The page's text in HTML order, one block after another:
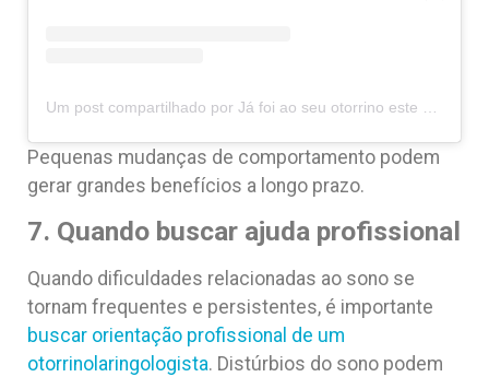
Pequenas mudanças de comportamento podem
gerar grandes benefícios a longo prazo.
7. Quando buscar ajuda profissional
Quando dificuldades relacionadas ao sono se
tornam frequentes e persistentes, é importante
buscar orientação profissional de um
otorrinolaringologista. Distúrbios do sono podem